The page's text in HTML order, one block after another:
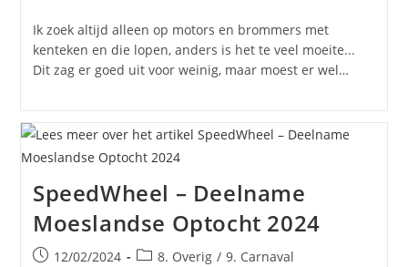
op:
Ik zoek altijd alleen op motors en brommers met
kenteken en die lopen, anders is het te veel moeite...
Dit zag er goed uit voor weinig, maar moest er wel…
SpeedWheel – Deelname
Moeslandse Optocht 2024
Bericht12/02/2024 Berichtcategorie:
8. Overig / 9. Carnaval